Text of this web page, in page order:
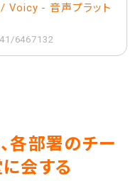
/ Voicy - 音声プラット
6467132
各部署のチー
会する